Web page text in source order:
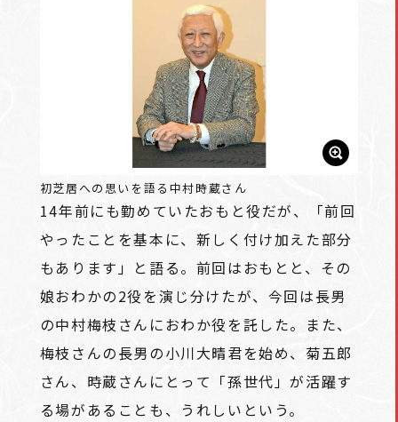
初芝居への思いを語る中村時蔵さん
14年前にも勤めていたおもと役だが、「前回
やったことを基本に、新しく付け加えた部分
もあります」と語る。前回はおもとと、その
娘おわかの2役を演じ分けたが、今回は長男
の中村梅枝さんにおわか役を託した。また、
梅枝さんの長男の小川大晴君を始め、菊五郎
さん、時蔵さんにとって「孫世代」が活躍す
る場があることも、うれしいという。